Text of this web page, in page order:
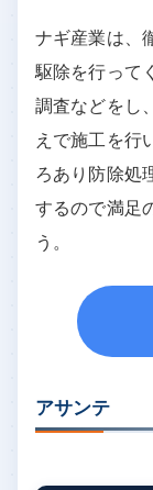
ナギ産業は、
駆除を行って
調査などをし
えで施工を行
ろあり防除処
するので満足
う。
アサンテ